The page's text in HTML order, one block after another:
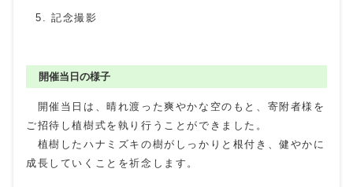
記念撮影
開催当日の様子
開催当日は、晴れ渡った爽やかな空のもと、寄附者様を
ご招待し植樹式を執り行うことができました。
植樹したハナミズキの樹がしっかりと根付き、健やかに
成長していくことを祈念します。